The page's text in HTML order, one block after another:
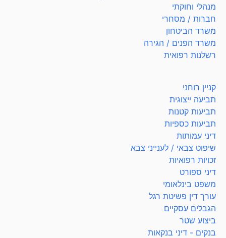
מנהלי וחוקתי
חברות / מסחרי
משרד הביטחון
משרד הפנים / הגירה
רשלנות רפואית
קניין רוחני
תביעה ייצוגית
תביעות קטנות
תביעות כספיות
דיני עמותות
שיפוט צבאי / לענייני צבא
זכויות רפואיות
דיני ספורט
משפט בינלאומי
עורך דין פשיטת רגל
הגבלים עסקיים
ביצוע שטר
בנקים - דיני בנקאות